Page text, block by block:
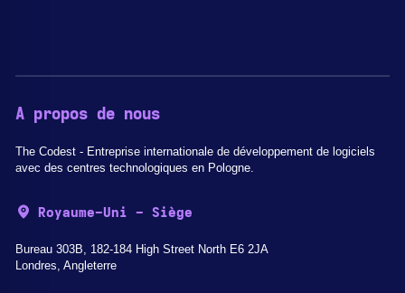
A propos de nous
The Codest - Entreprise internationale de développement de logiciels
avec des centres technologiques en Pologne.
Royaume-Uni - Siège
Bureau 303B, 182-184 High Street North E6 2JA
Londres, Angleterre